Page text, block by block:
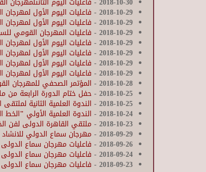
2018-10-29
- فاعليات اليوم الأول
2018-10-29
- فاعليات اليوم الأول لمهرجان
2018-10-29
- فاعليات المهرجان القومي
2018-10-29
- فاعليات اليوم الأول لمهرجان
2018-10-29
- فاعليات اليوم الأول لمهرجان
2018-10-29
- فاعليات اليوم الأول لمهرجان
2018-10-29
- فاعليات اليوم الأول
2018-10-28
- المؤتمر الصحفي للمهرجان
2018-10-25
-حفل ختام الدورة الرابعة من
2018-10-25
- الندوة العلمية الثانية
2018-10-24
- الندوة العلمية الأولي
2018-10-23
- ملتقي القاهرة الدولى لفن
2018-09-29
- مهرجان سماع الدولي
2018-09-26
- فاعليات مهرجان سماع
2018-09-24
- فاعليات مهرجان سماع
2018-09-23
- فاعليات مهرجان سماع